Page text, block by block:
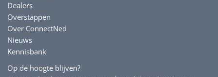
Dealers
Overstappen
Over ConnectNed
Nieuws
Kennisbank
Op de hoogte blijven?